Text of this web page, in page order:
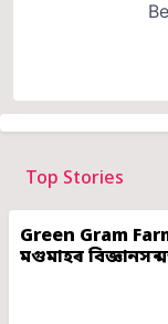
Top Stories
Green Gram
মগুমাহৰ